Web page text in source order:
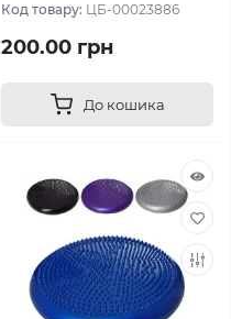
Код товару: ЦБ-00023886
200.00 грн
До кошика